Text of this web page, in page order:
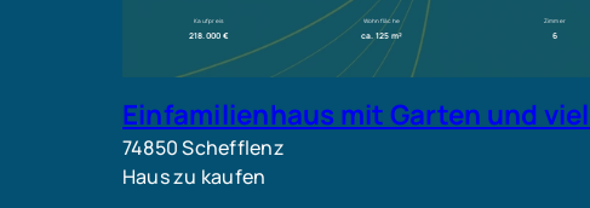
Kaufpreis
218.000 €
Wohnfläche
ca. 125 m²
Zimmer
6
Einfamilienhaus mit Garten und
74850 Schefflenz
Haus zu kaufen